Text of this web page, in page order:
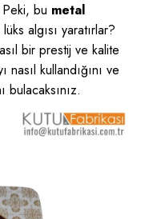
Peki, bu metal
algısı yaratırlar?
bir prestij ve kalite
nasıl kullandığını ve
bulacaksınız.